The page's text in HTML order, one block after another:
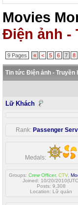
Movies
Điện ảnh -
9 Pages « < 5 6 7 8
Tin tức Điện ảnh - Truyền
Lữ Khách
Rank: Passenger
Medals:
Groups: Crew Officer, CTV,
Joined: 10/20/
Posts: 9,308
Location: Lữ quán